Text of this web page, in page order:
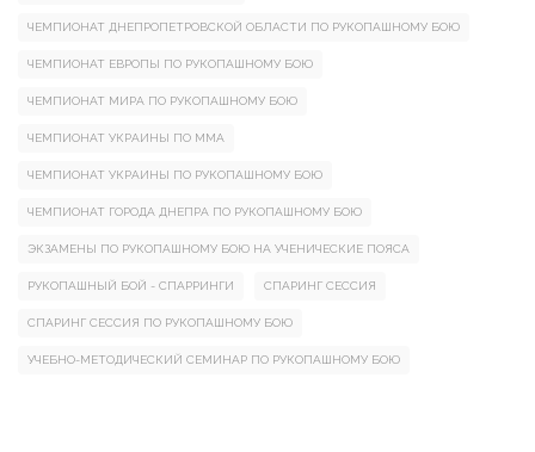
ЧЕМПИОНАТ ДНЕПРОПЕТРОВСКОЙ ОБЛАСТИ ПО РУКОПАШНОМУ БОЮ
ЧЕМПИОНАТ ЕВРОПЫ ПО РУКОПАШНОМУ БОЮ
ЧЕМПИОНАТ МИРА ПО РУКОПАШНОМУ БОЮ
ЧЕМПИОНАТ УКРАИНЫ ПО ММА
ЧЕМПИОНАТ УКРАИНЫ ПО РУКОПАШНОМУ БОЮ
ЧЕМПИОНАТ ГОРОДА ДНЕПРА ПО РУКОПАШНОМУ БОЮ
ЭКЗАМЕНЫ ПО РУКОПАШНОМУ БОЮ НА УЧЕНИЧЕСКИЕ ПОЯСА
РУКОПАШНЫЙ БОЙ - СПАРРИНГИ СПАРИНГ СЕССИЯ
СПАРИНГ СЕССИЯ ПО РУКОПАШНОМУ БОЮ
УЧЕБНО-МЕТОДИЧЕСКИЙ СЕМИНАР ПО РУКОПАШНОМУ БОЮ